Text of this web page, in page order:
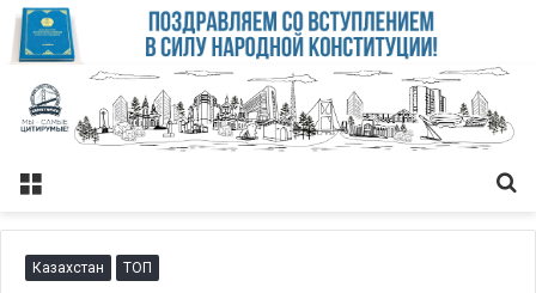
Меню
Казахстан ТОП